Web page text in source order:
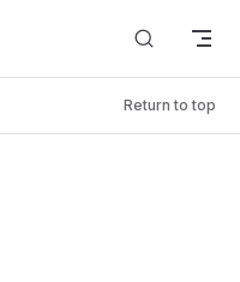
Return to top